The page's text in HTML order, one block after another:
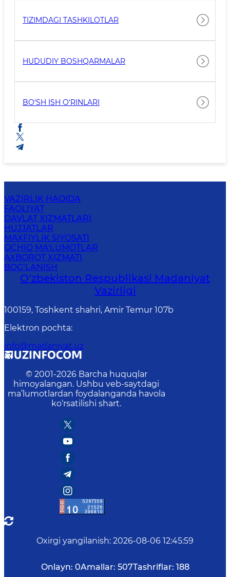
TIZIMDAGI TASHKILOTLAR
HUDUDIY BOSHQARMALAR
BO‘SH ISH O‘RINLARI
VAZIRLIK HAQIDA
FAOLIYAT
DAVLAT XIZMATLARI
HUJJATLAR
MAXFIYLIK SIYOSATI
OCHIQ MA'LUMOTLAR
AXBOROT XIZMATI
BOG‘LANISH
O‘zbekiston Respublikasi Madaniyat
Vazirligi
100159, Toshkent shahri, Amir Temur 107b
Elektron pochta:
info@madaniyat.uz
© 2001-2026 Barcha huquqlar
himoyalangan. Ushbu veb-saytdagi
ma’lumotlardan foydalanganda havola
ko‘rsatilishi shart.
Oxirgi yangilanish: 2026-08-06 12:45:59
Onlayn: 0Amallar: 507Tashriflar: 188